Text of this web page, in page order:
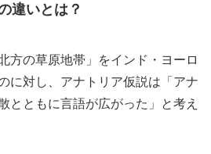
違いとは？
方の草原地帯」をインド・ヨーロ
に対し、アナトリア仮説は「アナ
とともに言語が広がった」と考え